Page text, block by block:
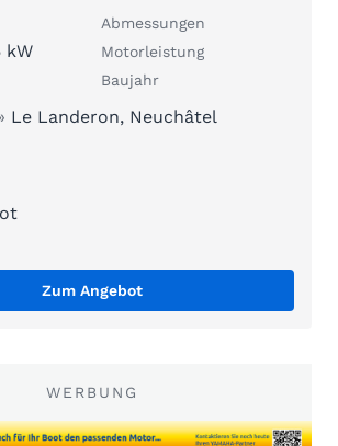
Abmessungen
kW Motorleistung
Baujahr
Le Landeron, Neuchâtel
Zum Angebot
WERBUNG